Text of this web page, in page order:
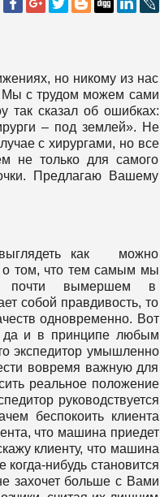
но никому из нас
Мы с трудом можем сами
так сказал об ошибках:
– под землей». Не
с хирургами, но все
не только для самого
Предлагаю Вашему
как можно
о том, что тем самым мы
почти вымершем в
собой правдивость, то
одновременно. Вот
да и в принципе любым
экспедитор умышленно
вовремя важную для
реальное положение
руководствуется
беспокоить клиента
что машина приедет
клиенту, что машина
нибудь становится
захочет больше с Вами